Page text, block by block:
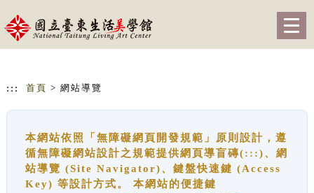
::: 首頁 > 網站導覽
本網站依照「無障礙網頁開發規範」原則設計，遵
循無障礙網站設計之規範提供網頁導盲磚(:::)、網
站導覽 (Site Navigator)、鍵盤快速鍵 (Access
Key) 等設計方式。 本網站的便捷鍵